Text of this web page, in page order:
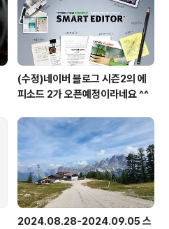
(수정)네이버 블로그 시즌2의 에
피소드 2가 오픈예정이라네요 ^^
2024.08.28-2024.09.05 스